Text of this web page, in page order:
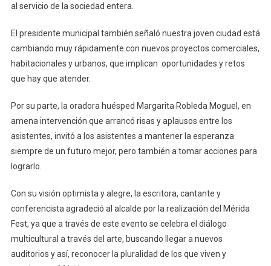
al servicio de la sociedad entera.
El presidente municipal también señaló nuestra joven ciudad está
cambiando muy rápidamente con nuevos proyectos comerciales,
habitacionales y urbanos, que implican oportunidades y retos
que hay que atender.
Por su parte, la oradora huésped Margarita Robleda Moguel, en
amena intervención que arrancó risas y aplausos entre los
asistentes, invitó a los asistentes a mantener la esperanza
siempre de un futuro mejor, pero también a tomar acciones para
lograrlo.
Con su visión optimista y alegre, la escritora, cantante y
conferencista agradeció al alcalde por la realización del Mérida
Fest, ya que a través de este evento se celebra el diálogo
multicultural a través del arte, buscando llegar a nuevos
auditorios y así, reconocer la pluralidad de los que viven y